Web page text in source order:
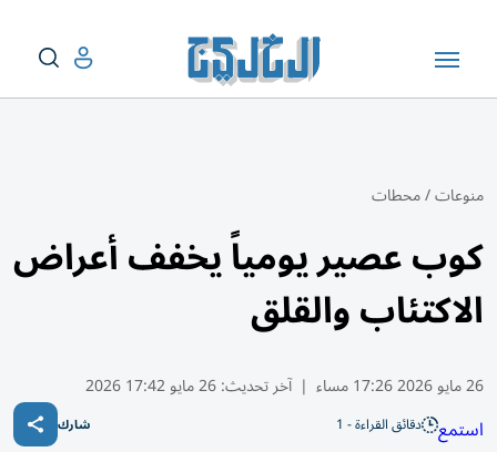
منوعات/محطات
كوب عصير يومياً يخفف أعراض
الاكتئاب والقلق
26 مايو 2026 17:26 مساء | آخر تحديث:26 مايو 17:42 2026
استمع دقائق القراءة - 1 شارك